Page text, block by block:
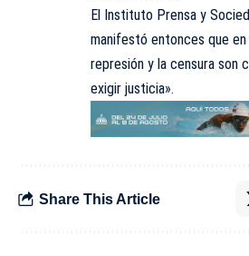
El Instituto Prensa y
manifestó entonces que en
represión y la censura son
exigir justicia».
Share This Article